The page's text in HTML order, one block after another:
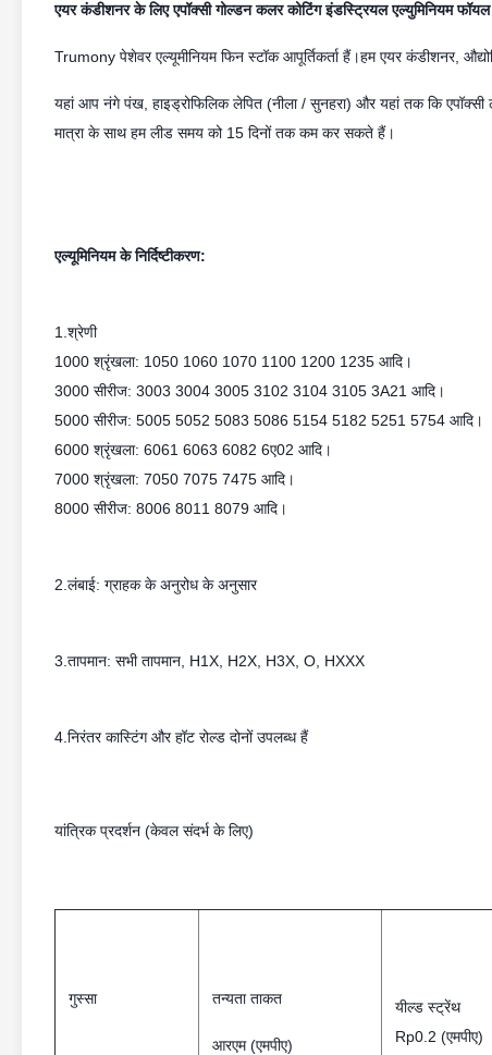
एयर कंडीशनर के लिए एपॉक्सी गोल्डन कलर कोटिंग इंडस्ट्रियल एल्युमिनियम
Trumony पेशेवर एल्यूमीनियम फिन स्टॉक आपूर्तिकर्ता हैं।हम एयर कंडीशनर,
यहां आप नंगे पंख, हाइड्रोफिलिक लेपित (नीला / सुनहरा) और यहां तक ​​​​कि
मात्रा के साथ हम लीड समय को 15 दिनों तक कम कर सकते हैं।
एल्यूमिनियम के निर्दिष्टीकरण:
1.श्रेणी
1000 श्रृंखला: 1050 1060 1070 1100 1200 1235 आदि।
3000 सीरीज: 3003 3004 3005 3102 3104 3105 3A21 आदि।
5000 सीरीज: 5005 5052 5083 5086 5154 5182 5251 5754 आदि।
6000 श्रृंखला: 6061 6063 6082 6ए02 आदि।
7000 श्रृंखला: 7050 7075 7475 आदि।
8000 सीरीज: 8006 8011 8079 आदि।
2.लंबाई: ग्राहक के अनुरोध के अनुसार
3.तापमान: सभी तापमान, H1X, H2X, H3X, O, HXXX
4.निरंतर कास्टिंग और हॉट रोल्ड दोनों उपलब्ध हैं
यांत्रिक प्रदर्शन (केवल संदर्भ के लिए)
गुस्सा तन्यता ताकत
आरएम (एमपीए)
यील्ड स्ट्रेंथ
Rp0.2 (एमपीए)